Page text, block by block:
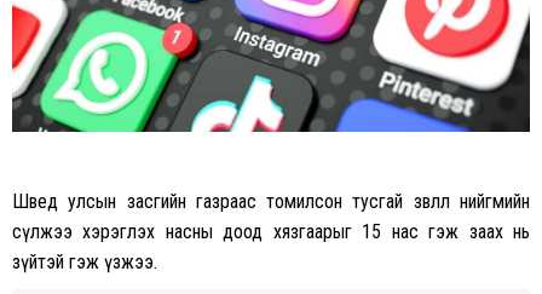
Швед улсын засгийн газраас томилсон тусгай зөвлөл нийгмийн
сүлжээ хэрэглэх насны доод хязгаарыг 15 нас гэж заах нь
зүйтэй гэж үзжээ.